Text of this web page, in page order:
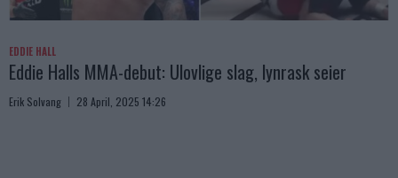
EDDIE HALL
Eddie Halls MMA-debut: Ulovlige slag, lynrask seier
Erik Solvang 28 April, 2025 14:26